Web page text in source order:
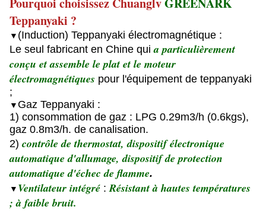
Teppanyaki ?
▼ (Induction) Teppanyaki électromagnétique :
Le seul fabricant en Chine quia particulièrement
conçu et assemble le plat et le moteur
électromagnétiques pour l'équipement de teppanyaki
;
▼ Gaz Teppanyaki :
1) consommation de gaz : LPG 0.29m3/h (0.6kgs),
gaz 0.8m3/h. de canalisation.
2) contrôle de thermostat, dispositif électronique
automatique d'allumage, dispositif de protection
automatique d'échec de flamme.
▼ Ventilateur intégré :Résistant à hautes températures
; à faible bruit.